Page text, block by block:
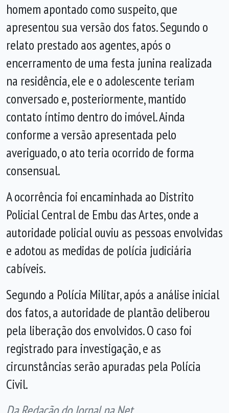
homem apontado como suspeito, que
apresentou sua versão dos fatos. Segundo o
relato prestado aos agentes, após o
encerramento de uma festa junina realizada
na residência, ele e o adolescente teriam
conversado e, posteriormente, mantido
contato íntimo dentro do imóvel. Ainda
conforme a versão apresentada pelo
averiguado, o ato teria ocorrido de forma
consensual.
A ocorrência foi encaminhada ao Distrito
Policial Central de Embu das Artes, onde a
autoridade policial ouviu as pessoas envolvidas
e adotou as medidas de polícia judiciária
cabíveis.
Segundo a Polícia Militar, após a análise inicial
dos fatos, a autoridade de plantão deliberou
pela liberação dos envolvidos. O caso foi
registrado para investigação, e as
circunstâncias serão apuradas pela Polícia
Civil.